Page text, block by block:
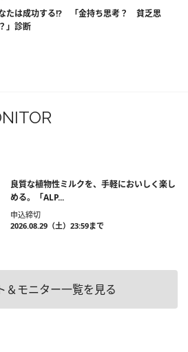
たは成功する!? 「金持ち思考？ 貧乏思
」診断
良質な植物性ミルクを、手軽においしく楽し
める。「ALP...
申込締切
2026.08.29（土）23:59まで
＆モニター一覧を見る